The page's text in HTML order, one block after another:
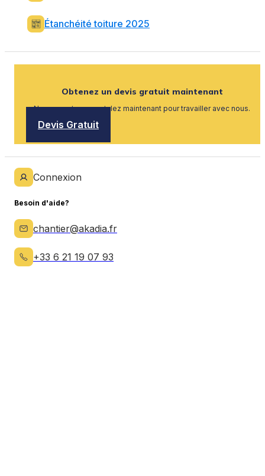
Étanchéité toiture 2025
Obtenez un devis gratuit maintenant
Nous recrutons, postulez maintenant pour travailler avec nous.
Devis Gratuit
Connexion
Besoin d'aide?
chantier@akadia.fr
+33 6 21 19 07 93